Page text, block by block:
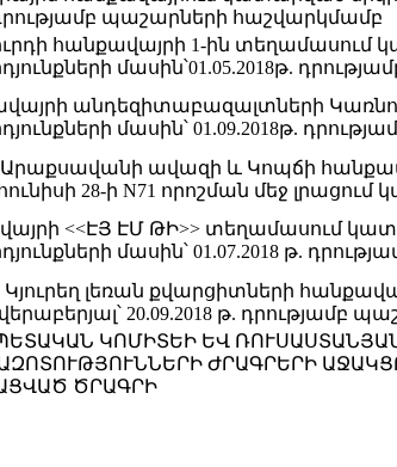
պաշարների հաշվարկմամբ
հանքավայրի 1-ին տեղամասում
մասին՝01.05.2018թ.
անդեզիտաբազալտների
մասին՝ 01.09.2018թ.
ավազի և Կոպճի
28-ի N71 որոշման մեջ լրացում
<<ԷՅ ԷՄ ԹԻ>> տեղամասում
մասին՝ 01.07.2018 թ.
լեռան քվարցիտների
20.09.2018 թ. դրությամբ
ԿՈՄԻՏԵԻ ԵՎ
ԺՐԱԳՐԵՐԻ
ԾՐԱԳՐԻ